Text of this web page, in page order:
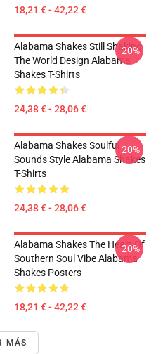
18,21 € - 42,22 €
Alabama Shakes Still Shaking
The World Design Alabama
Shakes T-Shirts
24,38 € - 28,06 €
-20%
Alabama Shakes Soulful
Sounds Style Alabama Shakes
T-Shirts
24,38 € - 28,06 €
-20%
Alabama Shakes The Heart Of
Southern Soul Vibe Alabama
Shakes Posters
18,21 € - 42,22 €
-20%
MÁS